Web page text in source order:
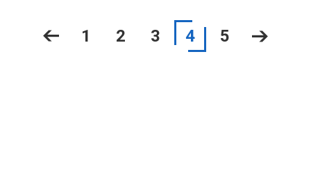
1 2 3 4 5